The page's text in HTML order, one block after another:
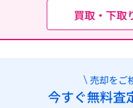
買取・下取
売却をご
今すぐ無料査